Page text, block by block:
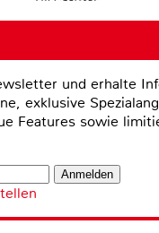
und erhalte
exklusive
Features sowie